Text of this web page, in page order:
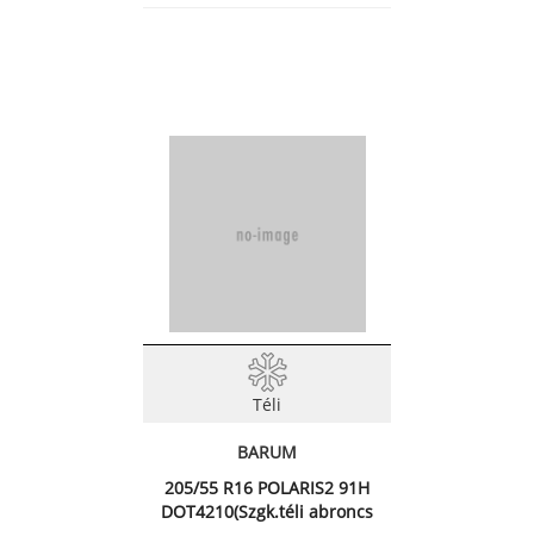
Téli
BARUM
205/55 R16 POLARIS2 91H
DOT4210(Szgk.téli abroncs